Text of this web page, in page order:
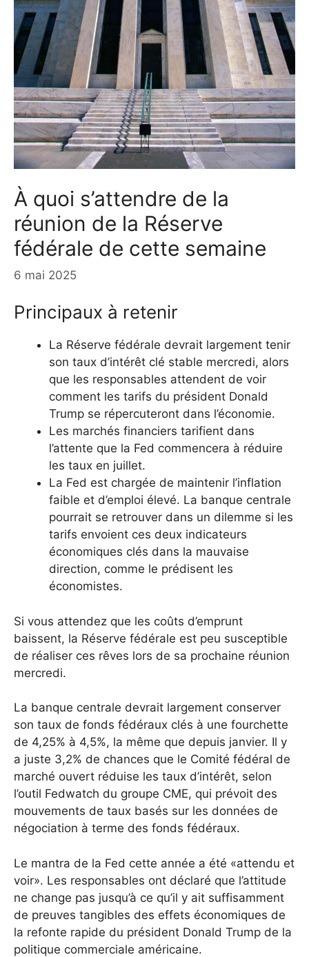
À quoi s’attendre de la
réunion de la Réserve
fédérale de cette semaine
6 mai 2025
Principaux à retenir
La Réserve fédérale devrait largement tenir
son taux d’intérêt clé stable mercredi, alors
que les responsables attendent de voir
comment les tarifs du président Donald
Trump se répercuteront dans l’économie.
Les marchés financiers tarifient dans
l’attente que la Fed commencera à réduire
les taux en juillet.
La Fed est chargée de maintenir l’inflation
faible et d’emploi élevé. La banque centrale
pourrait se retrouver dans un dilemme si les
tarifs envoient ces deux indicateurs
économiques clés dans la mauvaise
direction, comme le prédisent les
économistes.
Si vous attendez que les coûts d’emprunt
baissent, la Réserve fédérale est peu susceptible
de réaliser ces rêves lors de sa prochaine réunion
mercredi.
La banque centrale devrait largement conserver
son taux de fonds fédéraux clés à une fourchette
de 4,25% à 4,5%, la même que depuis janvier. Il y
a juste 3,2% de chances que le Comité fédéral de
marché ouvert réduise les taux d’intérêt, selon
l’outil Fedwatch du groupe CME, qui prévoit des
mouvements de taux basés sur les données de
négociation à terme des fonds fédéraux.
Le mantra de la Fed cette année a été «attendu et
voir». Les responsables ont déclaré que l’attitude
ne change pas jusqu’à ce qu’il y ait suffisamment
de preuves tangibles des effets économiques de
la refonte rapide du président Donald Trump de la
politique commerciale américaine.